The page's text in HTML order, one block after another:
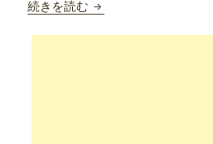
続きを読む Ainol Novo7 Elf2/